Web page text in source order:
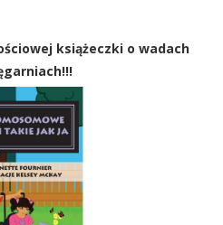
książeczki o wadach